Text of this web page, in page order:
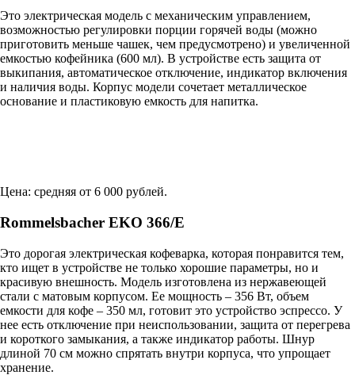
Это электрическая модель с механическим управлением,
возможностью регулировки порции горячей воды (можно
приготовить меньше чашек, чем предусмотрено) и увеличенной
емкостью кофейника (600 мл). В устройстве есть защита от
выкипания, автоматическое отключение, индикатор включения
и наличия воды. Корпус модели сочетает металлическое
основание и пластиковую емкость для напитка.
Цена: средняя от 6 000 рублей.
Rommelsbacher EKО 366/E
Это дорогая электрическая кофеварка, которая понравится тем,
кто ищет в устройстве не только хорошие параметры, но и
красивую внешность. Модель изготовлена из нержавеющей
стали с матовым корпусом. Ее мощность – 356 Вт, объем
емкости для кофе – 350 мл, готовит это устройство эспрессо. У
нее есть отключение при неиспользовании, защита от перегрева
и короткого замыкания, а также индикатор работы. Шнур
длиной 70 см можно спрятать внутри корпуса, что упрощает
хранение.